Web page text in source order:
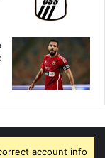
account info.